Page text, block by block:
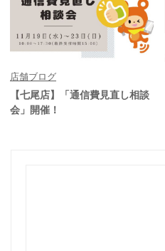
店舗ブログ
【七尾店】「通信費見直し相談
会」開催！